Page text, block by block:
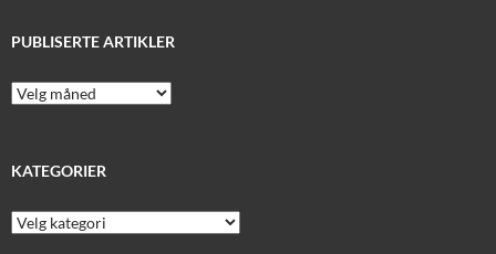
PUBLISERTE ARTIKLER
Publiserte
artikler
KATEGORIER
Kategorier